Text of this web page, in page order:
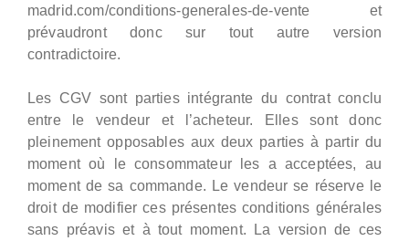
madrid.com/conditions-generales-de-vente et
prévaudront donc sur tout autre version
contradictoire.
Les CGV sont parties intégrante du contrat conclu
entre le vendeur et l’acheteur. Elles sont donc
pleinement opposables aux deux parties à partir du
moment où le consommateur les a acceptées, au
moment de sa commande. Le vendeur se réserve le
droit de modifier ces présentes conditions générales
sans préavis et à tout moment. La version de ces